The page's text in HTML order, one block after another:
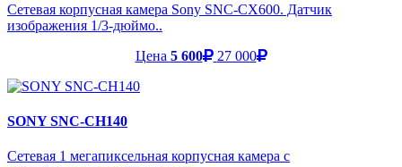
Сетевая корпусная камера Sony SNC-CX600. Датчик
изображения 1/3-дюймо..
Цена 5 600 27 000
SONY SNC-CH140
Сетевая 1 мегапиксельная корпусная камера с